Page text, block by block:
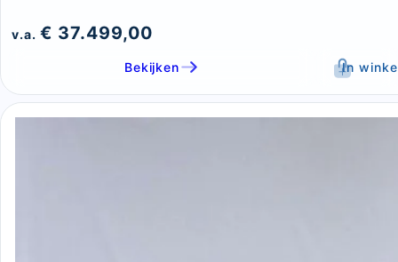
v.a. € 37.499,00
Bekijken In